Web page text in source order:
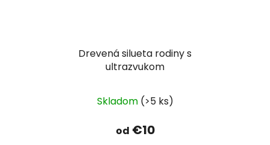
Drevená silueta rodiny s
ultrazvukom
Skladom (>5 ks)
od €10